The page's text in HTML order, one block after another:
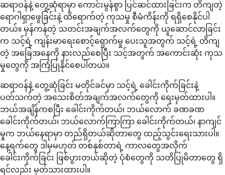
ဆရာဝန်နဲ့ တွေ့ဆုံရာမှာ ကောင်းမွန်စွာ ပြင်ဆင်ထားခြင်းက တိကျတဲ့
ရောဂါရှာဖွေခြင်းနဲ့ ထိရောက်တဲ့ ကုသမှု စီမံကိန်းကို ရရှိစေနိုင်ပါ
တယ်။ မှန်ကန်တဲ့ သတင်းအချက်အလက်တွေကို ယူဆောင်လာခြင်း
က သင့်ရဲ့ ကျန်းမာရေးစောင့်ရှောက်မှု ပေးသူအတွက် သင့်ရဲ့ တိကျ
တဲ့ အခြေအနေကို နားလည်စေပြီး သင့်အတွက် အကောင်းဆုံး ကုသ
မှုတွေကို အကြံပြုနိုင်စေပါတယ်။
ဆရာဝန်နဲ့ တွေ့ဆုံခြင်း မတိုင်ခင်မှာ သင့်ရဲ့ ခေါင်းကိုက်ခြင်းနဲ့
ပတ်သက်တဲ့ အသေးစိတ်အချက်အလက်တွေကို ရေးမှတ်ထားပါ။
ဘယ်အချိန်ကစပြီး ခေါင်းကိုက်တယ်၊ ဘယ်လောက် ခဏခဏ
ခေါင်းကိုက်တယ်၊ ဘယ်လောက်ကြာကြာ ခေါင်းကိုက်တယ်၊ နာကျင်
မှုက ဘယ်နေရာမှာ တည်ရှိတယ်ဆိုတာတွေ ထည့်သွင်းရေးသားပါ။
နေ့ရက်တွေ ဒါမှမဟုတ် တစ်နှစ်တာရဲ့ ကာလတွေအလိုက်
ခေါင်းကိုက်ခြင်း ဖြစ်ပွားတယ်ဆိုတဲ့ ပုံစံတွေကို သတိပြုမိတာတွေ ရှိ
ရင်လည်း မှတ်သားထားပါ။